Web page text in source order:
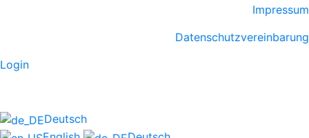
Impressum
Datenschutzvereinbarung
Login
Deutsch